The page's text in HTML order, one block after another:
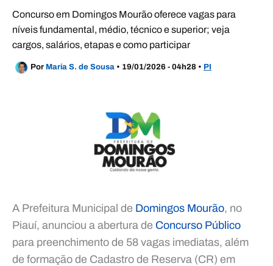
Concurso em Domingos Mourão oferece vagas para
níveis fundamental, médio, técnico e superior; veja
cargos, salários, etapas e como participar
Por Maria S. de Sousa • 19/01/2026 - 04h28 • PI
A Prefeitura Municipal de Domingos Mourão, no
Piauí, anunciou a abertura de Concurso Público
para preenchimento de 58 vagas imediatas, além
de formação de Cadastro de Reserva (CR) em